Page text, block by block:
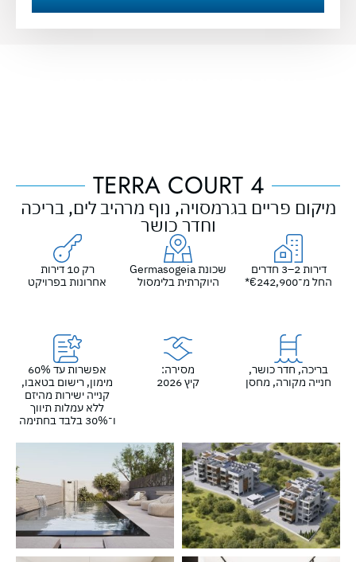
TERRA COURT 4
מיקום פריים בגרמסויה, נוף מרהיב לים, בריכה
וחדר כושר
דירות 2–3 חדרים
החל מ־€242,900*
שכונת Germasogeia
היוקרתית בלימסול
רק 10 דירות
אחרונות בפרויקט
בריכה, חדר כושר,
חנייה מקורה, מחסן
מסירה:
קיץ 2026
אפשרות עד 60%
מימון, רישום בטאבו,
קנייה ישירות מהיזם
ללא עמלות תיווך
ו־30% בלבד בחתימה